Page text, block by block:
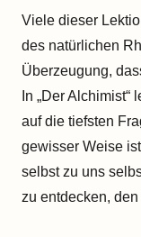
Viele dieser
des natürlichen
Überzeugung,
In „Der
auf die tiefsten
gewisser Weise
selbst zu uns
zu entdecken,